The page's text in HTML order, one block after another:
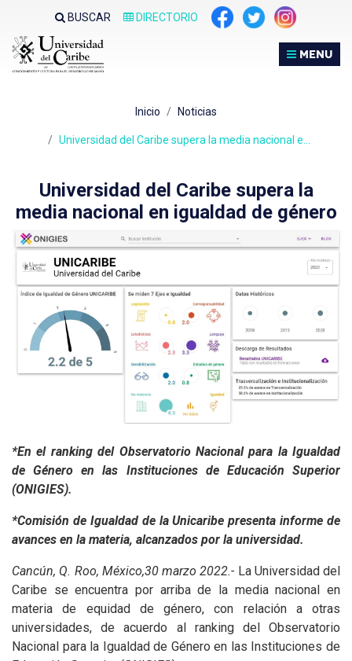
sitio
web
BUSCAR DIRECTORIO
MENU
Inicio Noticias
Universidad del Caribe supera la media nacional e…
Universidad del Caribe supera la
media nacional en igualdad de género
*En el ranking del Observatorio Nacional para la Igualdad
de Género en las Instituciones de Educación Superior
(ONIGIES).
*Comisión de Igualdad de la Unicaribe presenta informe de
avances en la materia, alcanzados por la universidad.
Cancún, Q. Roo, México,30 marzo 2022.- La Universidad del
Caribe se encuentra por arriba de la media nacional en
materia de equidad de género, con relación a otras
universidades, de acuerdo al ranking del Observatorio
Nacional para la Igualdad de Género en las Instituciones de